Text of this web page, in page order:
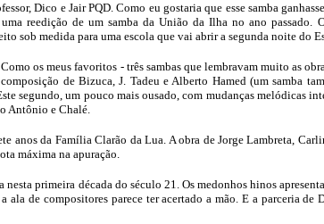
Dico e Jair PQD. Como eu gostaria que esse samba
reedição de um samba da União da Ilha no ano passado.
sob medida para uma escola que vai abrir a segunda noite do
os meus favoritos - três sambas que lembravam muito as
de Bizuca, J. Tadeu e Alberto Hamed (um samba
segundo, um pouco mais ousado, com mudanças melódicas
Antônio e Chalé.
anos da Família Clarão da Lua. A obra de Jorge Lambreta,
máxima na apuração.
primeira década do século 21. Os medonhos hinos
ala de compositores parece ter acertado a mão. E a parceria